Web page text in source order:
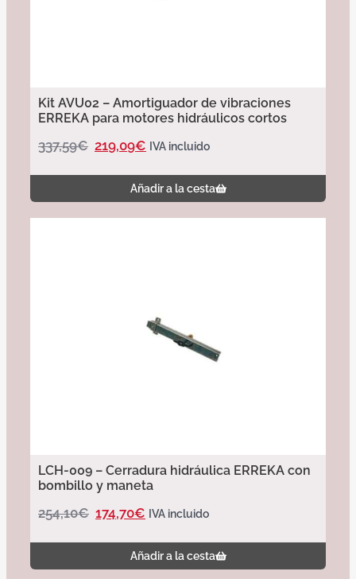
Kit AVU02 – Amortiguador de vibraciones
ERREKA para motores hidráulicos cortos
337,59€ 219,09€ IVA incluido
Añadir a la cesta
LCH-009 – Cerradura hidráulica ERREKA con
bombillo y maneta
254,10€ 174,70€ IVA incluido
Añadir a la cesta